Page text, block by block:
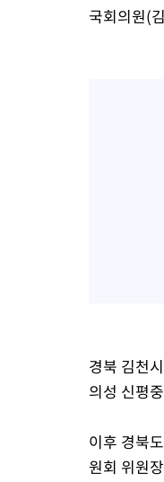
국회의원(
경북 김천
의성 신평
이후 경북
원회 위원